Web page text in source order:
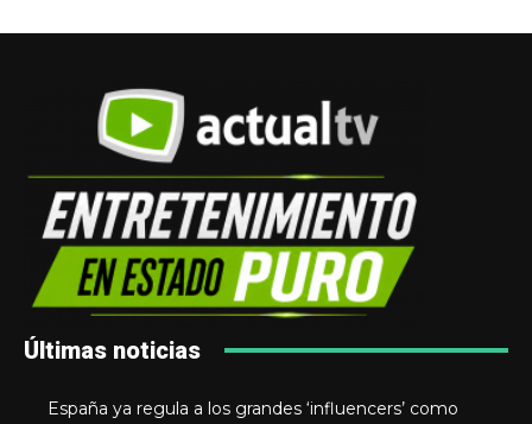
Últimas noticias
España ya regula a los grandes ‘influencers’ como